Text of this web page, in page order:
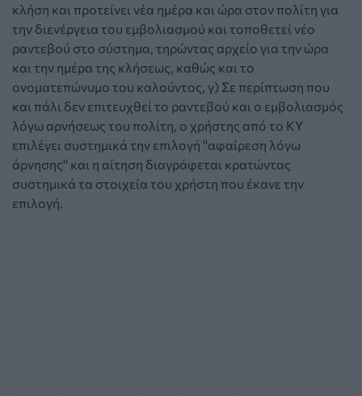
κλήση και προτείνει νέα ημέρα και ώρα στον πολίτη για
την διενέργεια του εμβολιασμού και τοποθετεί νέο
ραντεβού στο σύστημα, τηρώντας αρχείο για την ώρα
και την ημέρα της κλήσεως, καθώς και το
ονοματεπώνυμο του καλούντος, γ) Σε περίπτωση που
και πάλι δεν επιτευχθεί το ραντεβού και ο εμβολιασμός
λόγω αρνήσεως του πολίτη, ο χρήστης από το ΚΥ
επιλέγει συστημικά την επιλογή ''αφαίρεση λόγω
άρνησης'' και η αίτηση διαγράφεται κρατώντας
συστημικά τα στοιχεία του χρήστη που έκανε την
επιλογή.